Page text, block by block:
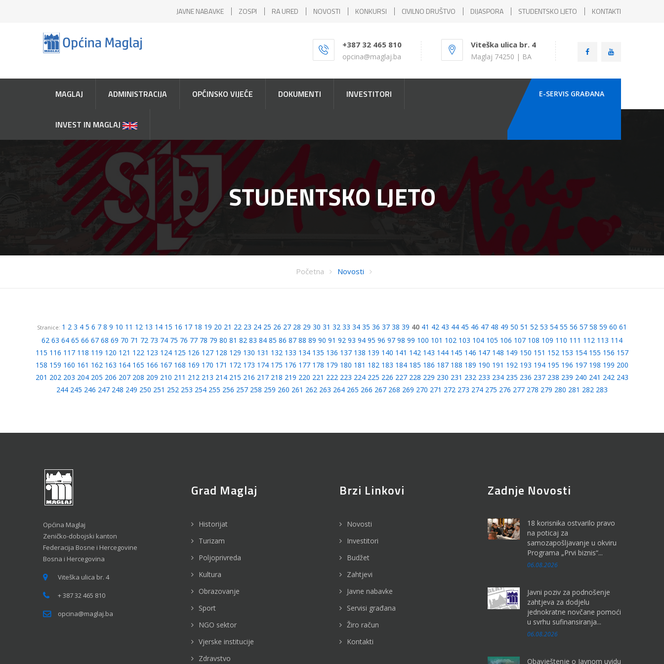
JAVNE NABAVKE ZOSPI RA URED NOVOSTI KONKURSI CIVILNO DRUŠTVO DIJASPORA STUDENTSKO LJETO KONTAKTI
+387 32 465 810
opcina@maglaj.ba
Viteška ulica br. 4
Maglaj 74250 | BA
MAGLAJ ADMINISTRACIJA OPĆINSKO VIJEĆE DOKUMENTI INVESTITORI
INVEST IN MAGLAJ
E-SERVIS GRAÐANA
STUDENTSKO LJETO
Početna Novosti
Stranice: 1 2 3 4 5 6 7 8 9 10 11 12 13 14 15 16 17 18 19 20 21 22 23 24 25 26 27 28 29 30 31 32 33 34 35 36 37 38 39 40 41 42 43 44 45 46 47 48 49 50 51 52 53 54 55 56 57 58 59 60 61
62 63 64 65 66 67 68 69 70 71 72 73 74 75 76 77 78 79 80 81 82 83 84 85 86 87 88 89 90 91 92 93 94 95 96 97 98 99 100 101 102 103 104 105 106 107 108 109 110 111 112 113 114
115 116 117 118 119 120 121 122 123 124 125 126 127 128 129 130 131 132 133 134 135 136 137 138 139 140 141 142 143 144 145 146 147 148 149 150 151 152 153 154 155 156 157
158 159 160 161 162 163 164 165 166 167 168 169 170 171 172 173 174 175 176 177 178 179 180 181 182 183 184 185 186 187 188 189 190 191 192 193 194 195 196 197 198 199 200
201 202 203 204 205 206 207 208 209 210 211 212 213 214 215 216 217 218 219 220 221 222 223 224 225 226 227 228 229 230 231 232 233 234 235 236 237 238 239 240 241 242 243
244 245 246 247 248 249 250 251 252 253 254 255 256 257 258 259 260 261 262 263 264 265 266 267 268 269 270 271 272 273 274 275 276 277 278 279 280 281 282 283
Općina Maglaj
Zeničko-dobojski kanton
Federacija Bosne i Hercegovine
Bosna i Hercegovina
Viteška ulica br. 4
+ 387 32 465 810
opcina@maglaj.ba
Grad Maglaj
Historijat
Turizam
Poljoprivreda
Kultura
Obrazovanje
Sport
NGO sektor
Vjerske institucije
Zdravstvo
Brzi Linkovi
Novosti
Investitori
Budžet
Zahtjevi
Javne nabavke
Servisi građana
Žiro račun
Kontakti
Zadnje Novosti
18 korisnika ostvarilo pravo
na poticaj za
samozapošljavanje u okviru
Programa „Prvi biznis“...
06.08.2026
Javni poziv za podnošenje
zahtjeva za dodjelu
jednokratne novčane pomoći
u svrhu sufinansiranja...
06.08.2026
Obavještenje o Javnom uvidu